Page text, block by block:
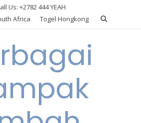
Us: +2782 444 YEAH
Africa
Togel Hongkong